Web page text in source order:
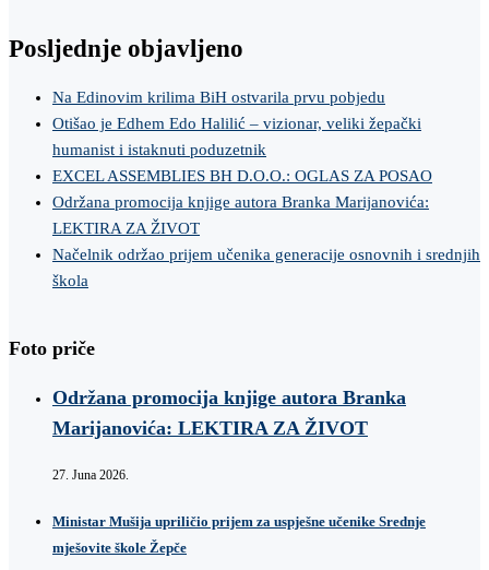
Posljednje objavljeno
Na Edinovim krilima BiH ostvarila prvu pobjedu
Otišao je Edhem Edo Halilić – vizionar, veliki žepački
humanist i istaknuti poduzetnik
EXCEL ASSEMBLIES BH D.O.O.: OGLAS ZA POSAO
Održana promocija knjige autora Branka Marijanovića:
LEKTIRA ZA ŽIVOT
Načelnik održao prijem učenika generacije osnovnih i srednjih
škola
Foto priče
Održana promocija knjige autora Branka
Marijanovića: LEKTIRA ZA ŽIVOT
27. Juna 2026.
Ministar Mušija upriličio prijem za uspješne učenike Srednje
mješovite škole Žepče